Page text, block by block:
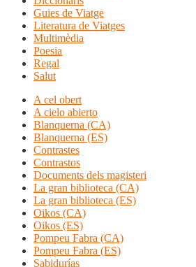
Guies de Viatge
Literatura de Viatges
Multimèdia
Poesia
Regal
Salut
A cel obert
A cielo abierto
Blanquerna (CA)
Blanquerna (ES)
Contrastes
Contrastos
Documents dels magisteri
La gran biblioteca (CA)
La gran biblioteca (ES)
Oikos (CA)
Oikos (ES)
Pompeu Fabra (CA)
Pompeu Fabra (ES)
Sabidurías